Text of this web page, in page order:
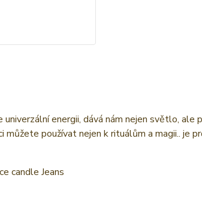
energii, dává nám nejen světlo,
můžete používat nejen k rituálům a magii.. je
candle Jeans